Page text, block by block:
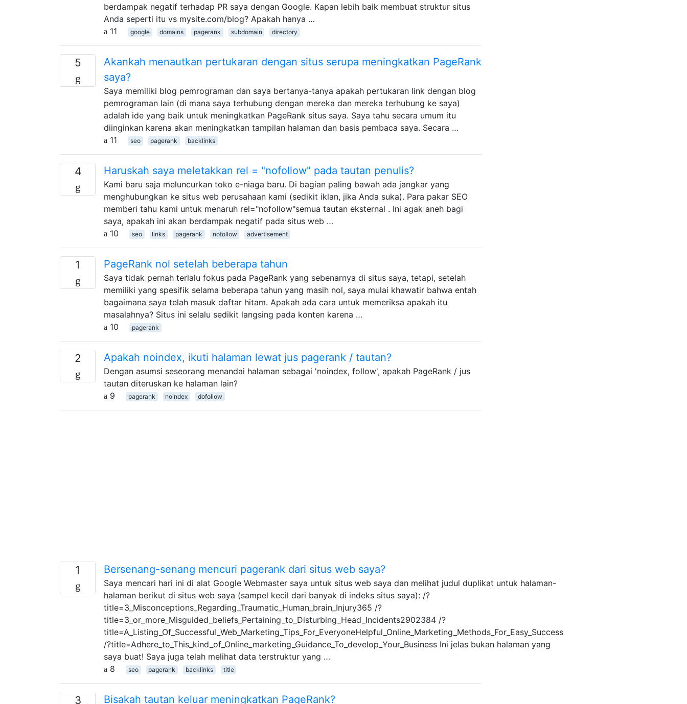
berdampak negatif terhadap PR saya dengan Google. Kapan lebih baik membuat struktur situs
Anda seperti itu vs mysite.com/blog? Apakah hanya …
11
google domains pagerank subdomain directory
5
Akankah menautkan pertukaran dengan situs serupa meningkatkan PageRank
saya?
Saya memiliki blog pemrograman dan saya bertanya-tanya apakah pertukaran link dengan blog
pemrograman lain (di mana saya terhubung dengan mereka dan mereka terhubung ke saya)
adalah ide yang baik untuk meningkatkan PageRank situs saya. Saya tahu secara umum itu
diinginkan karena akan meningkatkan tampilan halaman dan basis pembaca saya. Secara …
11
seo pagerank backlinks
4 Haruskah saya meletakkan rel = "nofollow" pada tautan penulis?
Kami baru saja meluncurkan toko e-niaga baru. Di bagian paling bawah ada jangkar yang
menghubungkan ke situs web perusahaan kami (sedikit iklan, jika Anda suka). Para pakar SEO
memberi tahu kami untuk menaruh rel="nofollow"semua tautan eksternal . Ini agak aneh bagi
saya, apakah ini akan berdampak negatif pada situs web …
10
seo links pagerank nofollow advertisement
1 PageRank nol setelah beberapa tahun
Saya tidak pernah terlalu fokus pada PageRank yang sebenarnya di situs saya, tetapi, setelah
memiliki yang spesifik selama beberapa tahun yang masih nol, saya mulai khawatir bahwa entah
bagaimana saya telah masuk daftar hitam. Apakah ada cara untuk memeriksa apakah itu
masalahnya? Situs ini selalu sedikit langsing pada konten karena …
10
pagerank
2 Apakah noindex, ikuti halaman lewat jus pagerank / tautan?
Dengan asumsi seseorang menandai halaman sebagai 'noindex, follow', apakah PageRank / jus
tautan diteruskan ke halaman lain?
9
pagerank noindex dofollow
1 Bersenang-senang mencuri pagerank dari situs web saya?
Saya mencari hari ini di alat Google Webmaster saya untuk situs web saya dan melihat judul duplikat untuk halaman-
halaman berikut di situs web saya (sampel kecil dari banyak di indeks situs saya): /?
title=3_Misconceptions_Regarding_Traumatic_Human_brain_Injury365 /?
title=3_or_more_Misguided_beliefs_Pertaining_to_Disturbing_Head_Incidents2902384 /?
title=A_Listing_Of_Successful_Web_Marketing_Tips_For_EveryoneHelpful_Online_Marketing_Methods_For_Easy_Success
/?title=Adhere_to_This_kind_of_Online_marketing_Guidance_To_develop_Your_Business Ini jelas bukan halaman yang
saya buat! Saya juga telah melihat data terstruktur yang …
8
seo pagerank backlinks title
3 Bisakah tautan keluar meningkatkan PageRank?